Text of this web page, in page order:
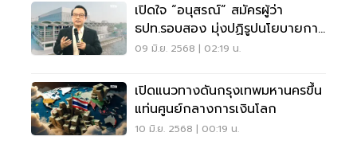
เปิดใจ “อนุสรณ์” สมัครผู้ว่า
ธปท.รอบสอง มุ่งปฏิรูปนโยบายการ
เงิน
09 มิ.ย. 2568 | 02:19 น.
เปิดแนวทางดันกรุงเทพมหานครขึ้น
แท่นศูนย์กลางการเงินโลก
10 มิ.ย. 2568 | 00:19 น.